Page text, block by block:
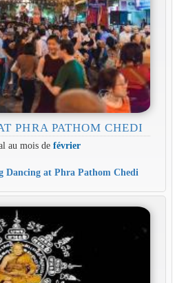
PHRA PATHOM CHEDI
au mois de février
Dancing at Phra Pathom Chedi